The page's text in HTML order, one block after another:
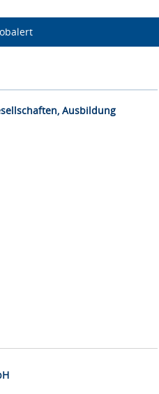
Ausbildung